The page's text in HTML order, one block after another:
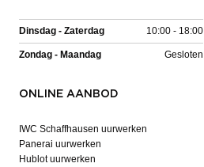
Dinsdag - Zaterdag 10:00 - 18:00
Zondag - Maandag Gesloten
ONLINE AANBOD
IWC Schaffhausen uurwerken
Panerai uurwerken
Hublot uurwerken